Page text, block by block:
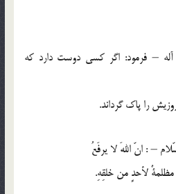
– فرمود: اگر كسي دوست دارد كه
را پاك گرداند.
مظلمةٌ لأحدٍ من خلقِهِ.